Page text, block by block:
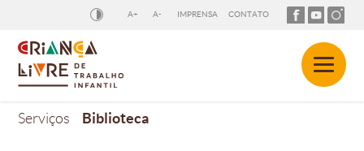
A+ A- IMPRENSA CONTATO
Serviços Biblioteca